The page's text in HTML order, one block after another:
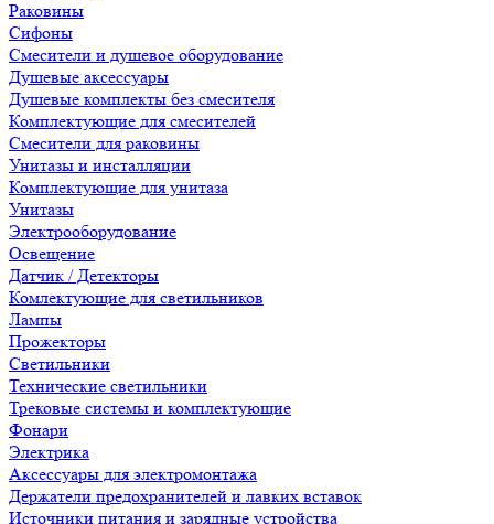
Раковины
Сифоны
Смесители и душевое оборудование
Душевые аксессуары
Душевые комплекты без смесителя
Комплектующие для смесителей
Смесители для раковины
Унитазы и инсталляции
Комплектующие для унитаза
Унитазы
Электрооборудование
Освещение
Датчик / Детекторы
Комлектующие для светильников
Лампы
Прожекторы
Светильники
Технические светильники
Трековые системы и комплектующие
Фонари
Электрика
Аксессуары для электромонтажа
Держатели предохранителей и лавких вставок
Источники питания и зарядные устройства